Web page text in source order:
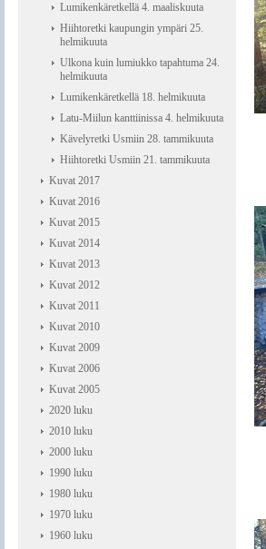
Lumikenkäretkellä 4. maaliskuuta
Hiihtoretki kaupungin ympäri 25.
helmikuuta
Ulkona kuin lumiukko tapahtuma 24.
helmikuuta
Lumikenkäretkellä 18. helmikuuta
Latu-Miilun kanttiinissa 4. helmikuuta
Kävelyretki Usmiin 28. tammikuuta
Hiihtoretki Usmiin 21. tammikuuta
Kuvat 2017
Kuvat 2016
Kuvat 2015
Kuvat 2014
Kuvat 2013
Kuvat 2012
Kuvat 2011
Kuvat 2010
Kuvat 2009
Kuvat 2006
Kuvat 2005
2020 luku
2010 luku
2000 luku
1990 luku
1980 luku
1970 luku
1960 luku